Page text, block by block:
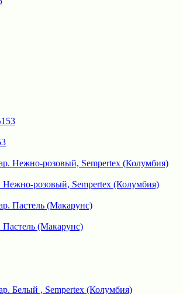
розовый, Sempertex (Колумбия)
(Макарунс)